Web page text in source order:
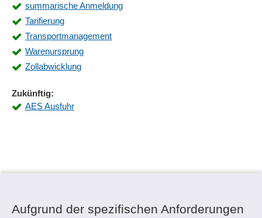
summarische Anmeldung
Tarifierung
Transportmanagement
Warenursprung
Zollabwicklung
Zukünftig:
AES Ausfuhr
Aufgrund der spezifischen Anforderungen